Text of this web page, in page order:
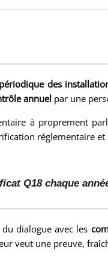
des
annuel par une
à proprement
réglementaire
Q18 chaque
dialogue avec les
veut une preuve,